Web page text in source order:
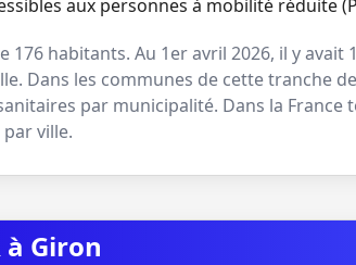
aux personnes à mobilité réduite
176 habitants. Au 1er avril 2026, il y avait 1
Dans les communes de cette tranche
par municipalité. Dans la France
ville.
Giron